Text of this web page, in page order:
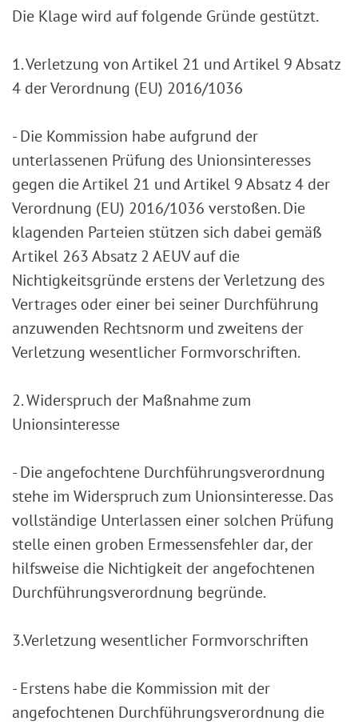
Die Klage wird auf folgende Gründe gestützt.
1. Verletzung von Artikel 21 und Artikel 9 Absatz
4 der Verordnung (EU) 2016/1036
- Die Kommission habe aufgrund der
unterlassenen Prüfung des Unionsinteresses
gegen die Artikel 21 und Artikel 9 Absatz 4 der
Verordnung (EU) 2016/1036 verstoßen. Die
klagenden Parteien stützen sich dabei gemäß
Artikel 263 Absatz 2 AEUV auf die
Nichtigkeitsgründe erstens der Verletzung des
Vertrages oder einer bei seiner Durchführung
anzuwenden Rechtsnorm und zweitens der
Verletzung wesentlicher Formvorschriften.
2. Widerspruch der Maßnahme zum
Unionsinteresse
- Die angefochtene Durchführungsverordnung
stehe im Widerspruch zum Unionsinteresse. Das
vollständige Unterlassen einer solchen Prüfung
stelle einen groben Ermessensfehler dar, der
hilfsweise die Nichtigkeit der angefochtenen
Durchführungsverordnung begründe.
3.Verletzung wesentlicher Formvorschriften
- Erstens habe die Kommission mit der
angefochtenen Durchführungsverordnung die